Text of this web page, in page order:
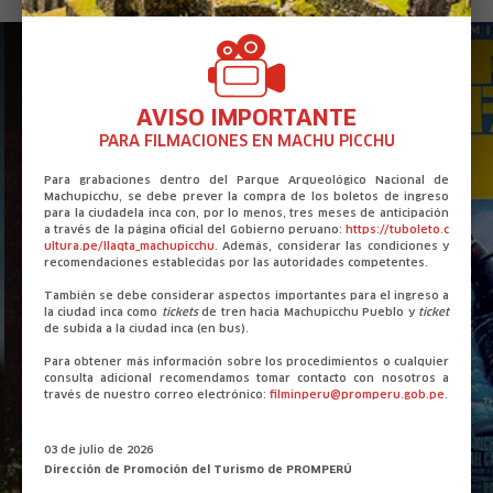
AVISO IMPORTANTE
PARA FILMACIONES EN MACHU PICCHU
Para grabaciones dentro del Parque Arqueológico Nacional de
Machupicchu, se debe prever la compra de los boletos de ingreso
para la ciudadela inca con, por lo menos, tres meses de anticipación
a través de la página oficial del Gobierno peruano: https://tuboleto.c
ultura.pe/llaqta_machupicchu . Además, considerar las condiciones y
recomendaciones establecidas por las autoridades competentes.
También se debe considerar aspectos importantes para el ingreso a
la ciudad inca como ticketsde tren hacia Machupicchu Pueblo y ticket
de subida a la ciudad inca (en bus).
Para obtener más información sobre los procedimientos o cualquier
consulta adicional recomendamos tomar contacto con nosotros a
través de nuestro correo electrónico: filminperu@promperu.gob.pe
03 de julio de 2026
Dirección de Promoción del Turismo de PROMPERÚ